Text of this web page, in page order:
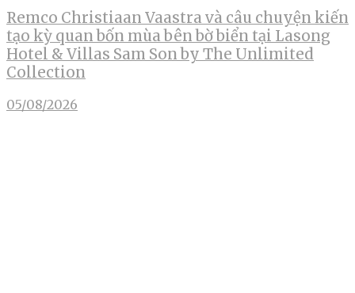
Remco Christiaan Vaastra và câu chuyện kiến
tạo kỳ quan bốn mùa bên bờ biển tại Lasong
Hotel & Villas Sam Son by The Unlimited
Collection
05/08/2026